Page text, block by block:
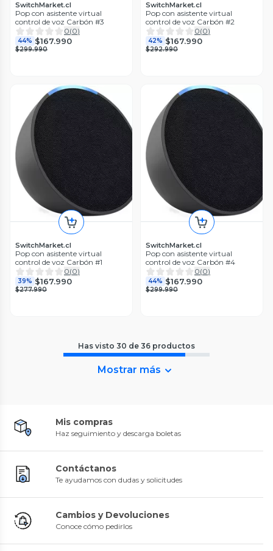
SwitchMarket.cl
Pop con asistente virtual
control de voz Carbón #3
0(0)
44% $167.990
$299.990
SwitchMarket.cl
Pop con asistente virtual
control de voz Carbón #2
0(0)
42% $167.990
$292.990
SwitchMarket.cl
Pop con asistente virtual
control de voz Carbón #1
0(0)
39% $167.990
$277.990
SwitchMarket.cl
Pop con asistente virtual
control de voz Carbón #4
0(0)
44% $167.990
$299.990
Has visto 30 de 36 productos
Mostrar más
Mis compras
Haz seguimiento y descarga boletas
Contáctanos
Te ayudamos con dudas y solicitudes
Cambios y Devoluciones
Conoce cómo pedirlos